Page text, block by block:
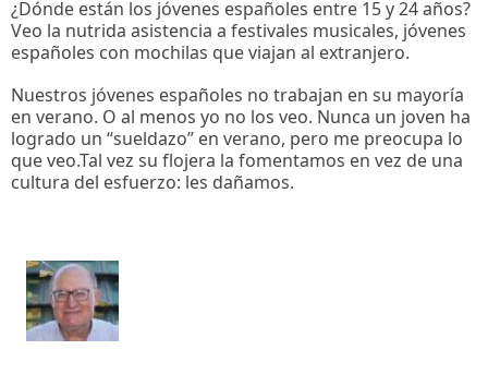
¿Dónde están los jóvenes españoles entre 15 y 24 años?
Veo la nutrida asistencia a festivales musicales, jóvenes
españoles con mochilas que viajan al extranjero.
Nuestros jóvenes españoles no trabajan en su mayoría
en verano. O al menos yo no los veo. Nunca un joven ha
logrado un “sueldazo” en verano, pero me preocupa lo
que veo.Tal vez su flojera la fomentamos en vez de una
cultura del esfuerzo: les dañamos.